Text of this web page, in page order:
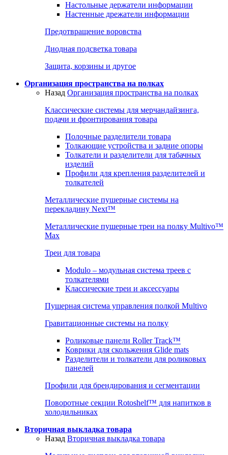
Настольные держатели информации
Настенные дрежатели информации
Предотвращение воровства
Диодная подсветка товара
Защита, корзины и другое
Организация пространства на полках
Назад Организация пространства на полках
Классические системы для мерчандайзинга,
подачи и фронтирования товара
Полочные разделители товара
Толкающие устройства и задние опоры
Толкатели и разделители для табачных
изделий
Профили для крепления разделителей и
толкателей
Металлические пушерные системы на
перекладину Next™
Металлические пушерные треи на полку Multivo™
Max
Треи для товара
Modulo – модульная система треев с
толкателями
Классические треи и аксессуары
Пушерная система управления полкой Multivo
Гравитационные системы на полку
Роликовые панели Roller Track™
Коврики для скольжения Glide mats
Разделители и толкатели для роликовых
панелей
Профили для брендирования и сегментации
Поворотные секции Rotoshelf™ для напитков в
холодильниках
Вторичная выкладка товара
Назад Вторичная выкладка товара